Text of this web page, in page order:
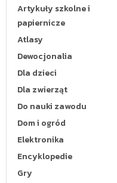
Artykuły szkolne i
papiernicze
Atlasy
Dewocjonalia
Dla dzieci
Dla zwierząt
Do nauki zawodu
Dom i ogród
Elektronika
Encyklopedie
Gry